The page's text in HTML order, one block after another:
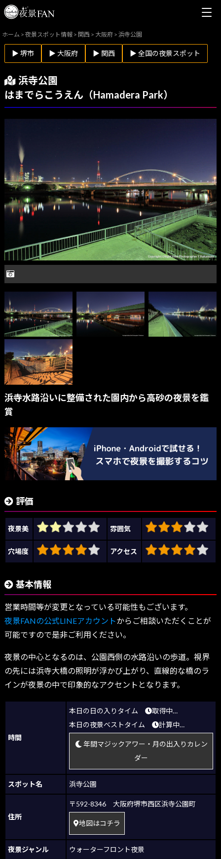
ホーム >夜景スポット情報 > 関西 > 大阪府 >浜寺公園
▶ 堺市 ▶ 大阪府 ▶ 関西 ▶ 全国の夜景スポット
浜寺公園
はまでらこうえん（Hamadera Park）
浜寺水路沿いに整備された園内から高砂の夜景を鑑
賞
評価
夜景美 雰囲気
穴場度 アクセス
基本情報
営業時間等が変更となっている可能性もございます。
夜景FANの公式LINEアカウントからご相談いただくことが
可能ですので是非ご利用ください。
夜景の中心となるのは、公園西側の水路沿いの歩道。視界
の先には浜寺大橋の照明が浮かび上がり、直線的な橋のラ
インが夜景の中で印象的なアクセントとなります。
時間
本日の日の入りタイム
取得中…
本日の夜景ベストタイム
計算中…
年間マジックアワー・月の出入りカレン
ダー
スポット名 浜寺公園
住所
〒592-8346 大阪府堺市西区浜寺公園町
地図はコチラ
夜景ジャンル ウォーターフロント夜景